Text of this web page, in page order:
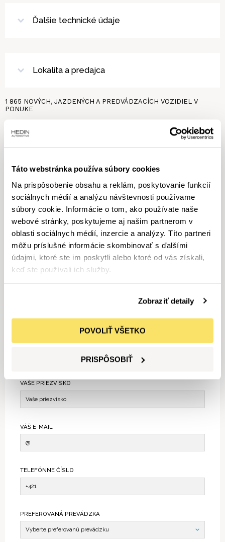
Táto webstránka používa súbory cookies
Na prispôsobenie obsahu a reklám, poskytovanie funkcií
sociálnych médií a analýzu návštevnosti používame
súbory cookie. Informácie o tom, ako používate naše
webové stránky, poskytujeme aj našim partnerom v
oblasti sociálnych médií, inzercie a analýzy. Títo partneri
môžu príslušné informácie skombinovať s ďalšími
údajmi, ktoré ste im poskytli alebo ktoré od vás získali,
keď ste používali ich služby.
Zobraziť detaily
POVOLIŤ VŠETKO
PRISPÔSOBIŤ
Ďalšie technické údaje
Lokalita a predajca
1 865 NOVÝCH, JAZDENÝCH A PREDVÁDZACÍCH VOZIDIEL V
PONUKE
Nenašli sme žiadne vozidlo podľa
Nenašli ste, čo ste hľadali? Nevadí! Pošlite nám informácie o svojom
vyhľadávaní.
Náš predajný tím sa s Vami čoskoro spojí a pomôže Vám nájsť vozidlo
podľa Vašich predstáv.
Váš výber: Osobné Úžitkové Nákladné
Motorky Motorové stroje
VAŠE PRIEZVISKO
VÁŠ E-MAIL
TELEFÓNNE ČÍSLO
PREFEROVANÁ PREVÁDZKA